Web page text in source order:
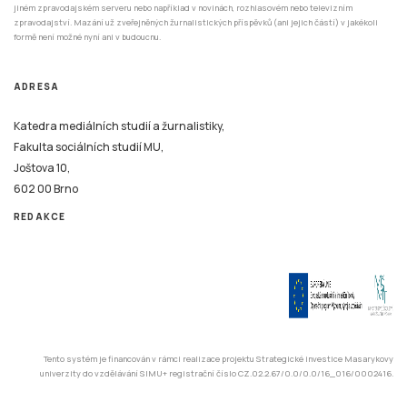
jiném zpravodajském serveru nebo například v novinách, rozhlasovém nebo televizním
zpravodajství. Mazání už zveřejněných žurnalistických příspěvků (ani jejich částí) v jakékoli
formě není možné nyní ani v budoucnu.
ADRESA
Katedra mediálních studií a žurnalistiky,
Fakulta sociálních studií MU,
Joštova 10,
602 00 Brno
REDAKCE
Tento systém je financován v rámci realizace projektu Strategické investice Masarykovy
univerzity do vzdělávání SIMU+ registrační číslo CZ.02.2.67/0.0/0.0/16_016/0002416.